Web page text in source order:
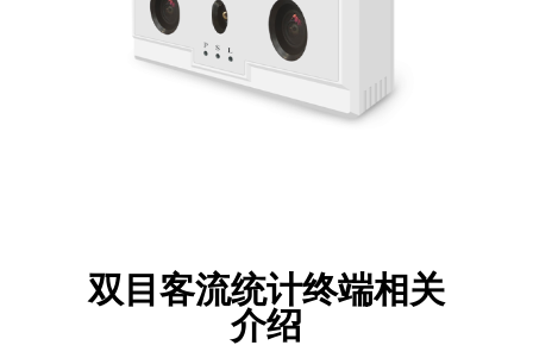
双目客流统计终端相关
介绍